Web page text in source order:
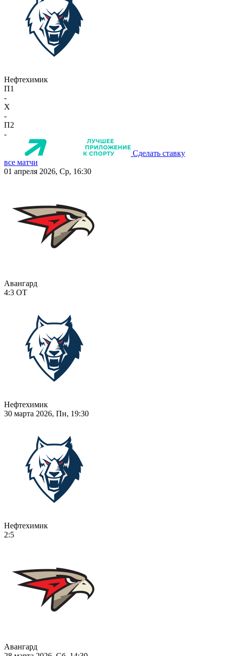
Нефтехимик
П1
-
X
-
П2
-
Сделать ставку
все матчи
01 апреля 2026, Ср, 16:30
Авангард
4:3 ОТ
Нефтехимик
30 марта 2026, Пн, 19:30
Нефтехимик
2:5
Авангард